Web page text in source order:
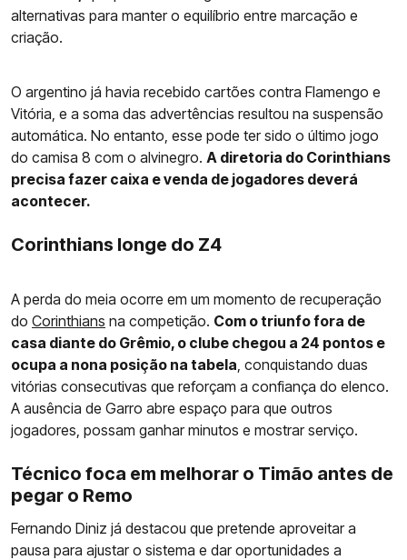
alternativas para manter o equilíbrio entre marcação e
criação.
O argentino já havia recebido cartões contra Flamengo e
Vitória, e a soma das advertências resultou na suspensão
automática. No entanto, esse pode ter sido o último jogo
do camisa 8 com o alvinegro. A diretoria do Corinthians
precisa fazer caixa e venda de jogadores deverá
acontecer.
Corinthians longe do Z4
A perda do meia ocorre em um momento de recuperação
do Corinthians na competição. Com o triunfo fora de
casa diante do Grêmio, o clube chegou a 24 pontos e
ocupa a nona posição na tabela , conquistando duas
vitórias consecutivas que reforçam a confiança do elenco.
A ausência de Garro abre espaço para que outros
jogadores, possam ganhar minutos e mostrar serviço.
Técnico foca em melhorar o Timão antes de
pegar o Remo
Fernando Diniz já destacou que pretende aproveitar a
pausa para ajustar o sistema e dar oportunidades a